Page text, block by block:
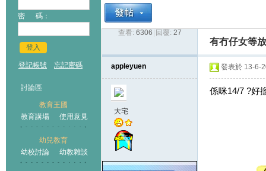
密 碼：
登入
登記帳號 忘記密碼
討論區
教育王國
教育講場
使用意見
幼兒教育
幼校討論
幼教雜談
› ›
查看: 6306 回覆: 27
有冇仔女等
appleyuen
大宅
發表於 13-6-
係咪14/7 ?好